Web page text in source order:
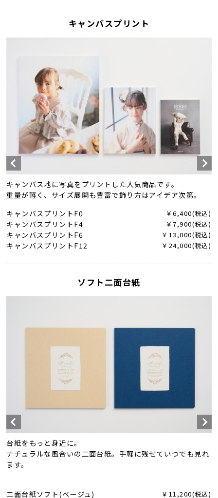
キャンバスプリント
キャンバス地に写真をプリントした人気商品です。
重量が軽く、サイズ展開も豊富で飾り方はアイデア次第。
キャンバスプリントF0 ￥6,400(税込)
キャンバスプリントF4 ￥7,900(税込)
キャンバスプリントF6 ￥13,000(税込)
キャンバスプリントF12 ￥24,000(税込)
ソフト二面台紙
台紙をもっと身近に。
ナチュラルな風合いの二面台紙。手軽に残せていつでも見れ
ます。
二面台紙ソフト(ベージュ) ￥11,200(税込)